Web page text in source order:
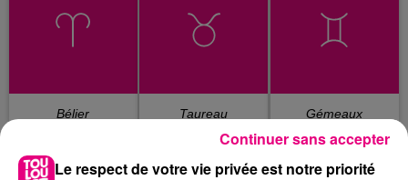
Bélier Taureau Gémeaux
Le respect de votre vie privée est notre priorité
Continuer sans accepter